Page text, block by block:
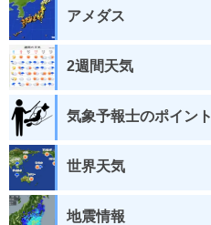
アメダス
2週間天気
気象予報士のポイン
世界天気
地震情報